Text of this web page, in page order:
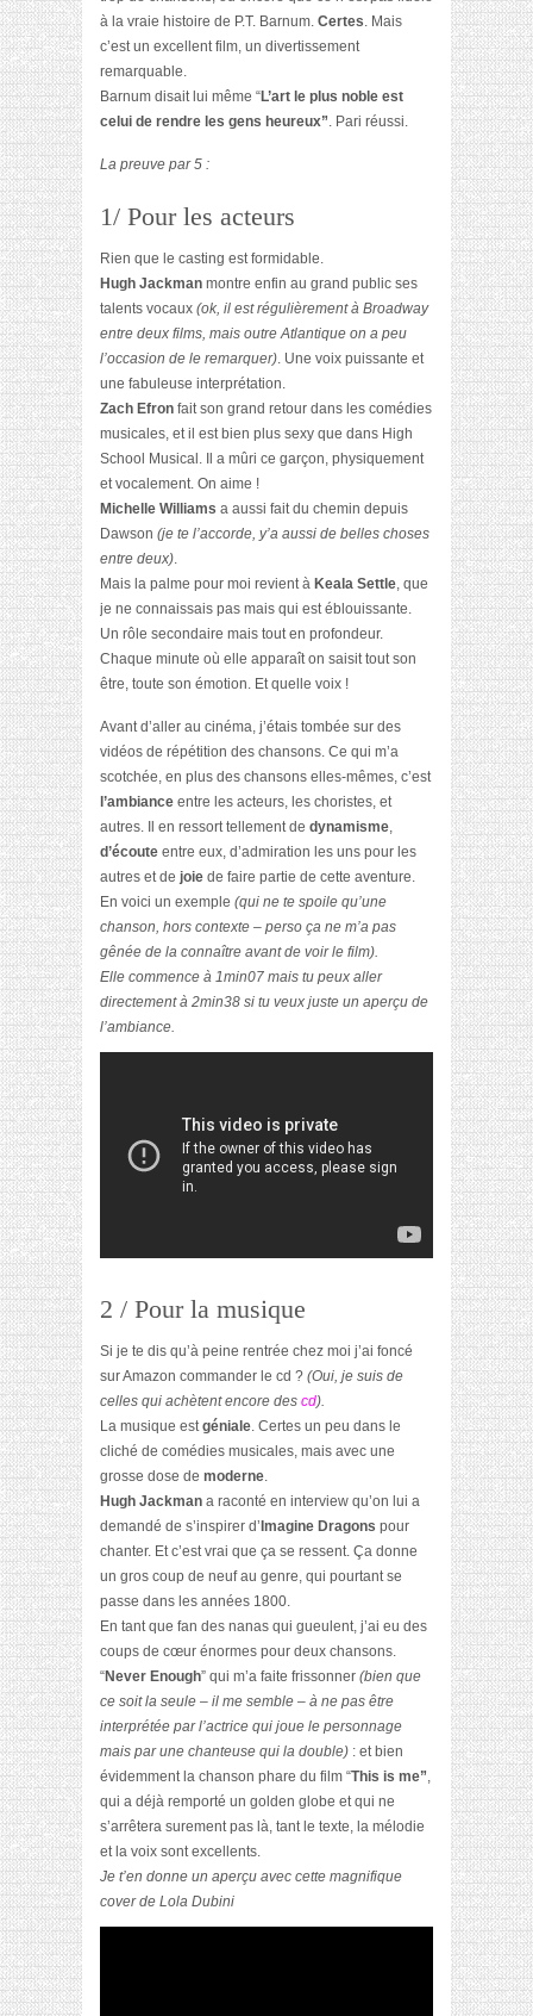
à la vraie histoire de P.T. Barnum. Certes. Mais
c’est un excellent film, un divertissement
remarquable.
Barnum disait lui même “L’art le plus noble est
celui de rendre les gens heureux”. Pari réussi.
La preuve par 5 :
1/ Pour les acteurs
Rien que le casting est formidable.
Hugh Jackman montre enfin au grand public ses
talents vocaux (ok, il est régulièrement à Broadway
entre deux films, mais outre Atlantique on a peu
l’occasion de le remarquer). Une voix puissante et
une fabuleuse interprétation.
Zach Efron fait son grand retour dans les comédies
musicales, et il est bien plus sexy que dans High
School Musical. Il a mûri ce garçon, physiquement
et vocalement. On aime !
Michelle Williams a aussi fait du chemin depuis
Dawson (je te l’accorde, y’a aussi de belles choses
entre deux).
Mais la palme pour moi revient à Keala Settle, que
je ne connaissais pas mais qui est éblouissante.
Un rôle secondaire mais tout en profondeur.
Chaque minute où elle apparaît on saisit tout son
être, toute son émotion. Et quelle voix !
Avant d’aller au cinéma, j’étais tombée sur des
vidéos de répétition des chansons. Ce qui m’a
scotchée, en plus des chansons elles-mêmes, c’est
l’ambiance entre les acteurs, les choristes, et
autres. Il en ressort tellement de dynamisme,
d’écoute entre eux, d’admiration les uns pour les
autres et de joie de faire partie de cette aventure.
En voici un exemple (qui ne te spoile qu’une
chanson, hors contexte – perso ça ne m’a pas
gênée de la connaître avant de voir le film).
Elle commence à 1min07 mais tu peux aller
directement à 2min38 si tu veux juste un aperçu de
l’ambiance.
2 / Pour la musique
Si je te dis qu’à peine rentrée chez moi j’ai foncé
sur Amazon commander le cd ? (Oui, je suis de
celles qui achètent encore des cd).
La musique estgéniale. Certes un peu dans le
cliché de comédies musicales, mais avec une
grosse dose de moderne.
Hugh Jackman a raconté en interview qu’on lui a
demandé de s’inspirer d’ Imagine Dragons pour
chanter. Et c’est vrai que ça se ressent. Ça donne
un gros coup de neuf au genre, qui pourtant se
passe dans les années 1800.
En tant que fan des nanas qui gueulent, j’ai eu des
coups de cœur énormes pour deux chansons.
“Never Enough” qui m’a faite frissonner (bien que
ce soit la seule – il me semble – à ne pas être
interprétée par l’actrice qui joue le personnage
mais par une chanteuse qui la double) : et bien
évidemment la chanson phare du film “This is me”,
qui a déjà remporté un golden globe et qui ne
s’arrêtera surement pas là, tant le texte, la mélodie
et la voix sont excellents.
Je t’en donne un aperçu avec cette magnifique
cover de Lola Dubini